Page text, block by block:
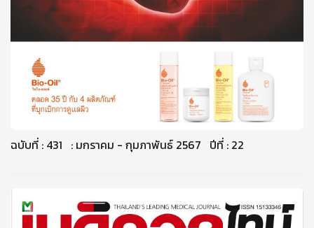
ฉบับที่ : 431 : มกราคม - กุมภาพันธ์ 2567 ปีที่ : 22